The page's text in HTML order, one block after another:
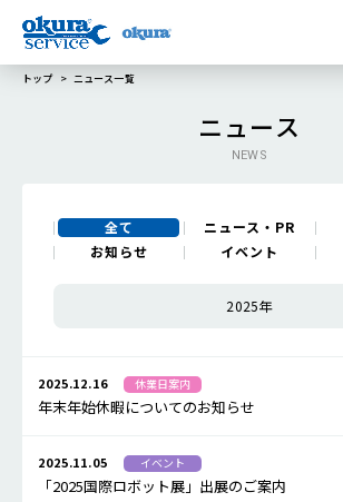
トップ ニュース一覧
ニュース
NEWS
全て ニュース・PR
お知らせ
イベント
2025年
2025.12.16 休業日案内
年末年始休暇についてのお知らせ
2025.11.05 イベント
「2025国際ロボット展」出展のご案内